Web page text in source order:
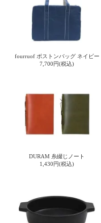
fourruof ボストンバッグ ネイビー
7,700円(税込)
DURAM 糸綴じノート
1,430円(税込)